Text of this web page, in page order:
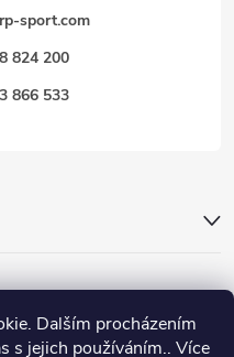
Dalším procházením
s jejich používáním.. Více
sport.com
824 200
866 533